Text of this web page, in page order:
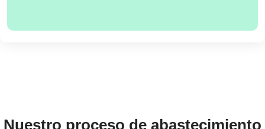
Nuestro proceso de abastecimiento